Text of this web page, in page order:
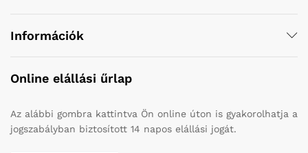
Információk
Online elállási űrlap
Az alábbi gombra kattintva Ön online úton is gyakorolhatja a
jogszabályban biztosított 14 napos elállási jogát.